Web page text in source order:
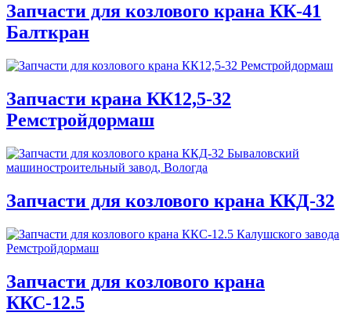
Запчасти для козлового крана КК-41
Балткран
Запчасти крана КК12,5-32
Ремстройдормаш
Запчасти для козлового крана ККД-32
Запчасти для козлового крана
ККС-12.5